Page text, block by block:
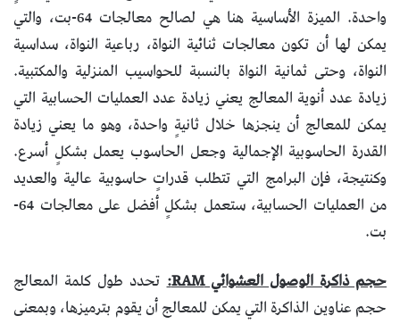
واحدة. الميزة الأساسية هنا هي لصالح معالجات 64-بت، والتي
يمكن لها أن تكون معالجات ثنائية النواة، رباعية النواة، سداسية
النواة، وحتى ثمانية النواة بالنسبة للحواسيب المنزلية والمكتبية.
زيادة عدد أنوية المعالج يعني زيادة عدد العمليات الحسابية التي
يمكن للمعالج أن ينجزها خلال ثانيةٍ واحدة، وهو ما يعني زيادة
القدرة الحاسوبية الإجمالية وجعل الحاسوب يعمل بشكلٍ أسرع.
وكنتيجة، فإن البرامج التي تتطلب قدراتٍ حاسوبية عالية والعديد
من العمليات الحسابية، ستعمل بشكلٍ أفضل على معالجات 64-
بت.
حجم ذاكرة الوصول العشوائي RAM:
تحدد طول كلمة المعالج
حجم عناوين الذاكرة التي يمكن للمعالج أن يقوم بترميزها، وبمعنى